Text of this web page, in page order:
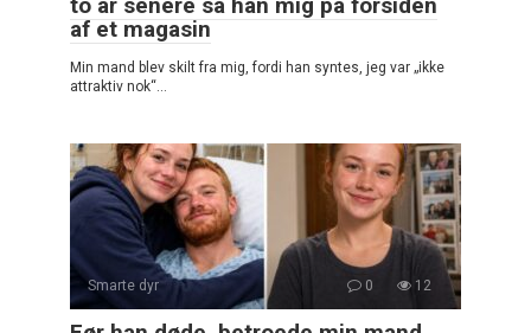
af et magasin
Min mand blev skilt fra mig, fordi han syntes, jeg var „ikke
attraktiv nok“…
Smarte dyr 0 12